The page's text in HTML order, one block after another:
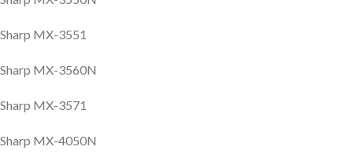
Sharp MX-3551
Sharp MX-3560N
Sharp MX-3571
Sharp MX-4050N